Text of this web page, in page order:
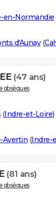
en-Normandie
d'Aunay(
(47 ans)
obsèques
(Indre-et-Loire)
Avertin (Indre-
(81 ans)
obsèques